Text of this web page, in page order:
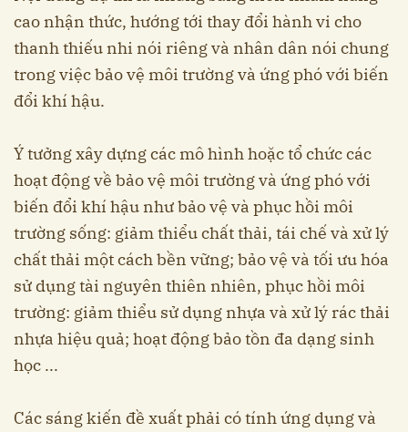
cao nhận thức, hướng tới thay đổi hành vi cho
thanh thiếu nhi nói riêng và nhân dân nói chung
trong việc bảo vệ môi trường và ứng phó với biến
đổi khí hậu.
Ý tưởng xây dựng các mô hình hoặc tổ chức các
hoạt động về bảo vệ môi trường và ứng phó với
biến đổi khí hậu như bảo vệ và phục hồi môi
trường sống: giảm thiểu chất thải, tái chế và xử lý
chất thải một cách bền vững; bảo vệ và tối ưu hóa
sử dụng tài nguyên thiên nhiên, phục hồi môi
trường: giảm thiểu sử dụng nhựa và xử lý rác thải
nhựa hiệu quả; hoạt động bảo tồn đa dạng sinh
học ...
Các sáng kiến đề xuất phải có tính ứng dụng và